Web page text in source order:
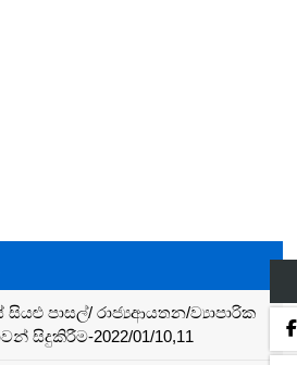
සියළු පාසල්/ රාජ්‍යආයතන/ව්‍යාපාරික
සිදුකිරීම-2022/01/10,11